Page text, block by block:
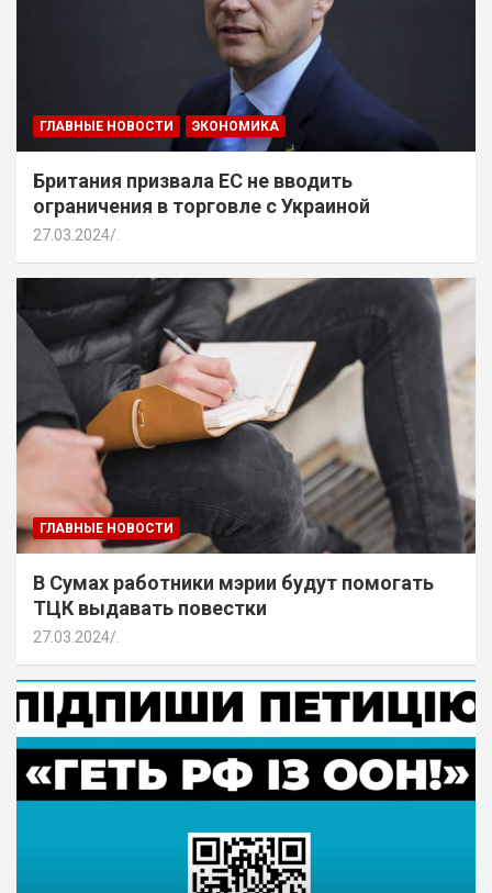
ГЛАВНЫЕ НОВОСТИ ЭКОНОМИКА
Британия призвала ЕС не вводить
ограничения в торговле с Украиной
27.03.2024
ГЛАВНЫЕ НОВОСТИ
В Сумах работники мэрии будут помогать
ТЦК выдавать повестки
27.03.2024